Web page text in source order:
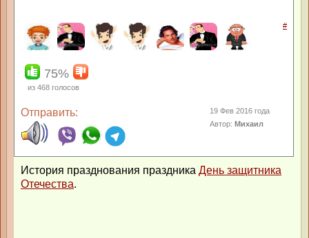
#
75%
из 468 голосов
Отправить:
19 Фев 2016 года
Автор:Михаил
История празднования праздника День защитника
Отечества.